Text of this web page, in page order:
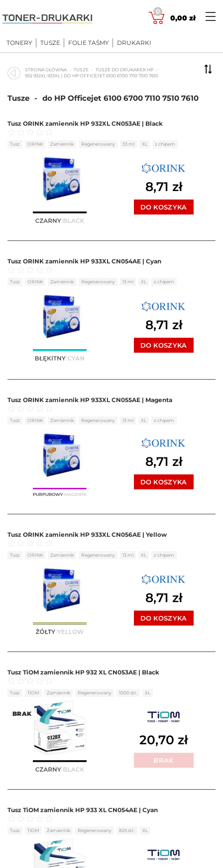
to
content
0
0,00 zł
TONERY TUSZE FOLIE TAŚMY DRUKARKI
STRONA GŁÓWNA TUSZE
TUSZE DO DRUKAREK HP
932 932XL 933XL | DO HP OFFICEJET 6100 6700 7110 7510 7610
Tusze - do HP Officejet 6100 6700 7110 7510 7610
Tusz ORINK zamiennik HP 932XL CN053AE | Black
Oceniono0 na 5
Tusz ORINK Zamiennik Regenerowany 33 ml XL z chipem
8,71 zł
DO KOSZYKA
Tusz ORINK zamiennik HP 933XL CN054AE | Cyan
Oceniono0 na 5
Tusz ORINK Zamiennik Regenerowany 13 ml XL z chipem
8,71 zł
DO KOSZYKA
Tusz ORINK zamiennik HP 933XL CN055AE | Magenta
Oceniono0 na 5
Tusz ORINK Zamiennik Regenerowany 13 ml XL z chipem
8,71 zł
DO KOSZYKA
Tusz ORINK zamiennik HP 933XL CN056AE | Yellow
Oceniono0 na 5
Tusz ORINK Zamiennik Regenerowany 13 ml XL z chipem
8,71 zł
DO KOSZYKA
BRAK
Tusz TiOM zamiennik HP 932 XL CN053AE | Black
Oceniono 0na 5
Tusz TiOM Zamiennik Regenerowany 1000 str. XL
20,70 zł
BRAK
Tusz TiOM zamiennik HP 933 XL CN054AE | Cyan
Oceniono 0na 5
Tusz TiOM Zamiennik Regenerowany 825 str. XL